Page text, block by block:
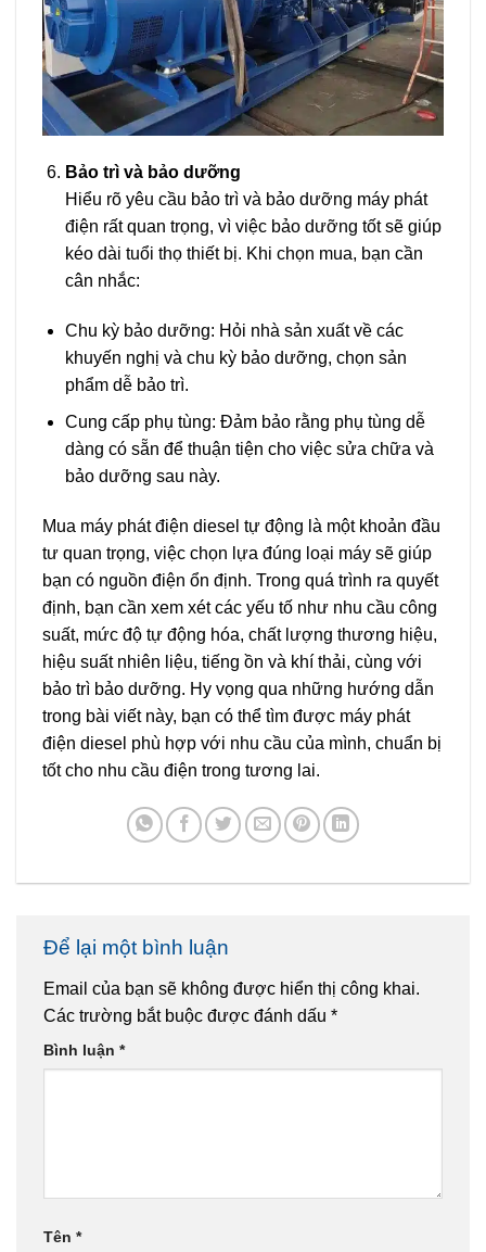
Bảo trì và bảo dưỡng
Hiểu rõ yêu cầu bảo trì và bảo dưỡng máy phát
điện rất quan trọng, vì việc bảo dưỡng tốt sẽ giúp
kéo dài tuổi thọ thiết bị. Khi chọn mua, bạn cần
cân nhắc:
Chu kỳ bảo dưỡng: Hỏi nhà sản xuất về các
khuyến nghị và chu kỳ bảo dưỡng, chọn sản
phẩm dễ bảo trì.
Cung cấp phụ tùng: Đảm bảo rằng phụ tùng dễ
dàng có sẵn để thuận tiện cho việc sửa chữa và
bảo dưỡng sau này.
Mua máy phát điện diesel tự động là một khoản đầu
tư quan trọng, việc chọn lựa đúng loại máy sẽ giúp
bạn có nguồn điện ổn định. Trong quá trình ra quyết
định, bạn cần xem xét các yếu tố như nhu cầu công
suất, mức độ tự động hóa, chất lượng thương hiệu,
hiệu suất nhiên liệu, tiếng ồn và khí thải, cùng với
bảo trì bảo dưỡng. Hy vọng qua những hướng dẫn
trong bài viết này, bạn có thể tìm được máy phát
điện diesel phù hợp với nhu cầu của mình, chuẩn bị
tốt cho nhu cầu điện trong tương lai.
Để lại một bình luận
Email của bạn sẽ không được hiển thị công khai.
Các trường bắt buộc được đánh dấu *
Bình luận *
Tên *